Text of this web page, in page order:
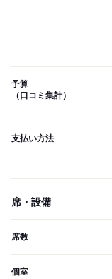
予算
（口コミ集計）
支払い方法
席・設備
席数
個室